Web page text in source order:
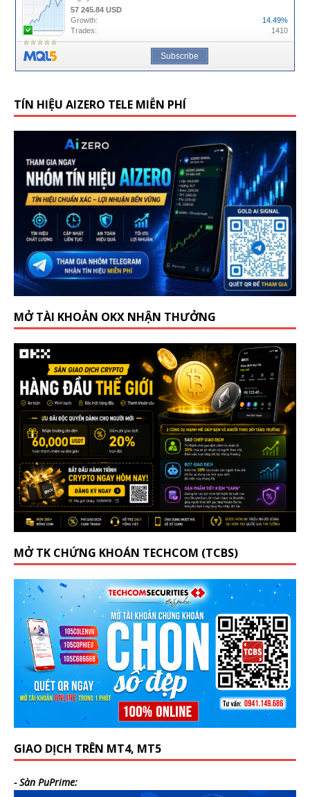
TÍN HIỆU AIZERO TELE MIỄN PHÍ
MỞ TÀI KHOẢN OKX NHẬN THƯỞNG
MỞ TK CHỨNG KHOÁN TECHCOM (TCBS)
GIAO DỊCH TRÊN MT4, MT5
- Sàn PuPrime: